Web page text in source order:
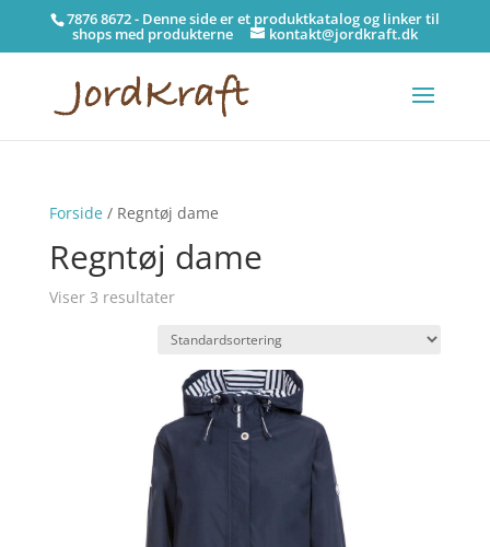
7876 8672 - Denne side er et produktkatalog og linker til
shops med produkterne kontakt@jordkraft.dk
Forside/ Regntøj dame
Regntøj dame
Viser 3 resultater